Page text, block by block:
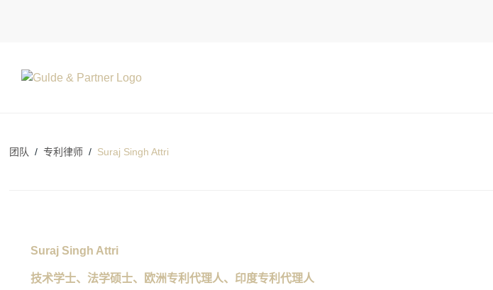
团队 / 专利律师 / Suraj Singh Attri
Suraj Singh Attri
技术学士、法学硕士、欧洲专利代理人、印度专利代理人